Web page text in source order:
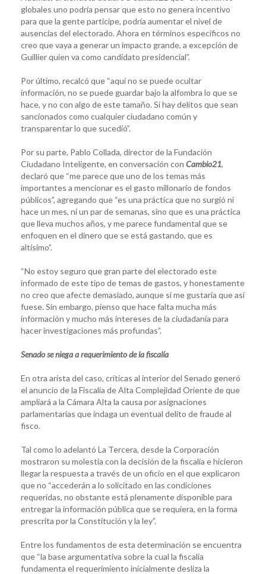
globales uno podría pensar que esto no genera incentivo
para que la gente participe, podría aumentar el nivel de
ausencias del electorado. Ahora en términos específicos no
creo que vaya a generar un impacto grande, a excepción de
Guillier quien va como candidato presidencial”.
Por último, recalcó que “aquí no se puede ocultar
información, no se puede guardar bajo la alfombra lo que se
hace, y no con algo de este tamaño. Si hay delitos que sean
sancionados como cualquier ciudadano común y
transparentar lo que sucedió”.
Por su parte, Pablo Collada, director de la Fundación
Ciudadano Inteligente, en conversación con Cambio21,
declaró que “me parece que uno de los temas más
importantes a mencionar es el gasto millonario de fondos
públicos”, agregando que “es una práctica que no surgió ni
hace un mes, ni un par de semanas, sino que es una práctica
que lleva muchos años, y me parece fundamental que se
enfoquen en el dinero que se está gastando, que es
altísimo”.
“No estoy seguro que gran parte del electorado este
informado de este tipo de temas de gastos, y honestamente
no creo que afecte demasiado, aunque si me gustaría que así
fuese. Sin embargo, pienso que hace falta mucha más
información y mucho más intereses de la ciudadanía para
hacer investigaciones más profundas”.
Senado se niega a requerimiento de la fiscalía
En otra arista del caso, críticas al interior del Senado generó
el anuncio de la Fiscalía de Alta Complejidad Oriente de que
ampliará a la Cámara Alta la causa por asignaciones
parlamentarias que indaga un eventual delito de fraude al
fisco.
Tal como lo adelantó La Tercera, desde la Corporación
mostraron su molestia con la decisión de la fiscalía e hicieron
llegar la respuesta a través de un oficio en el que explicaron
que no “accederán a lo solicitado en las condiciones
requeridas, no obstante está plenamente disponible para
entregar la información pública que se requiera, en la forma
prescrita por la Constitución y la ley”.
Entre los fundamentos de esta determinación se encuentra
que “la base argumentativa sobre la cual la fiscalía
fundamenta el requerimiento inicialmente desliza la